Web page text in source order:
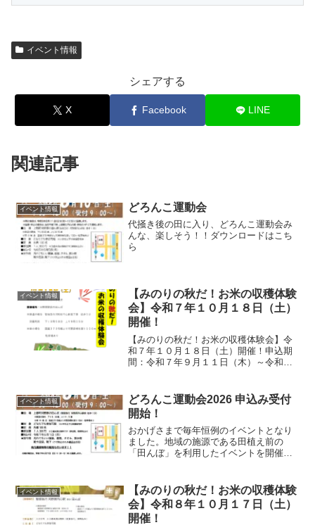
イベント情報
シェアする
X Facebook LINE
関連記事
イベント情報 どろんこ運動会
代掻き後の田に入り、どろんこ運動会み
んな、楽しそう！！ダウンロードはこち
ら
イベント情報
【みのりの秋だ！お米の収穫体験
会】令和７年１０月１８日（土）
開催！
【みのりの秋だ！お米の収穫体験会】令
和７年１０月１８日（土）開催！申込期
間：令和７年９月１１日（木）～令和７
して入力をお願いします。開催日令和７
年１０月１８日（土）開催...
イベント情報
どろんこ運動会2026 申込み受付
開始！
おかげさまで毎年恒例のイベントとなり
ました。地域の施源である田植え前の
「田んぼ」を利用したイベントを開催い
５日までに延ばしました。当日参加OKで
す！参加の...
イベント情報
【みのりの秋だ！お米の収穫体験
会】令和８年１０月１７日（土）
開催！